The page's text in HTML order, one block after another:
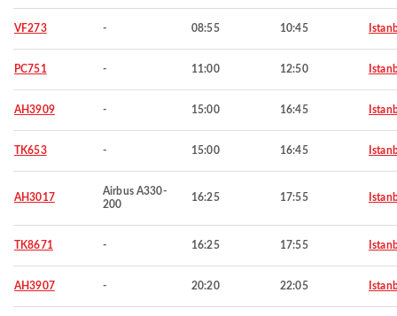
VF273 - 08:55 10:45
PC751 - 11:00 12:50
AH3909 - 15:00 16:45
TK653 - 15:00 16:45
AH3017
Airbus A330-
200
16:25 17:55
TK8671 - 16:25 17:55
AH3907 - 20:20 22:05